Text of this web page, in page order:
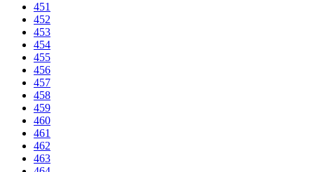
451
452
453
454
455
456
457
458
459
460
461
462
463